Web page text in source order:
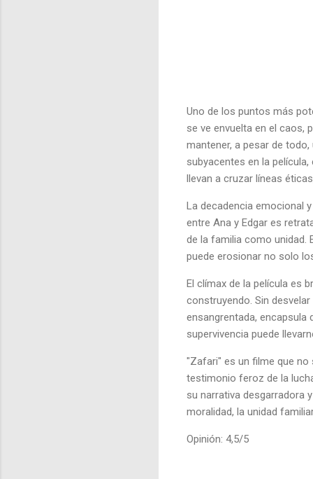
Uno de los puntos más
se ve envuelta en el caos,
mantener, a pesar de
subyacentes en la
llevan a cruzar líneas
La decadencia emocional
entre Ana y Edgar es
de la familia como unidad.
puede erosionar no solo
El clímax de la película es
construyendo. Sin
ensangrentada, encapsula
supervivencia puede
"Zafari" es un filme que no
testimonio feroz de la
su narrativa desgarradora
moralidad, la unidad
Opinión: 4,5/5